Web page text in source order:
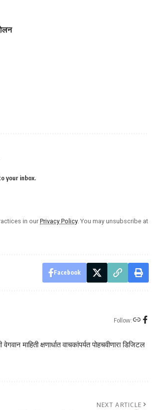
your inbox.
in ourPrivacy Policy. You may unsubscribe at
Facebook
Follow:
माहिती क्षणार्धात वाचकांपर्यत पोहचवीणारा डिजिटल
NEXT ARTICLE